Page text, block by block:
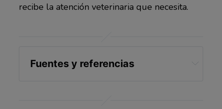
recibe la atención veterinaria que necesita.
Fuentes y referencias